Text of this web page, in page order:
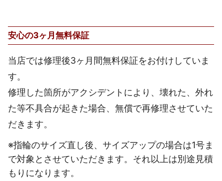
安心の3ヶ月無料保証
当店では修理後3ヶ月間無料保証をお付けしていま
す。
修理した箇所がアクシデントにより、壊れた、外れ
た等不具合が起きた場合、無償で再修理させていた
だきます。
※指輪のサイズ直し後、サイズアップの場合は1号ま
で対象とさせていただきます。それ以上は別途見積
もりになります。